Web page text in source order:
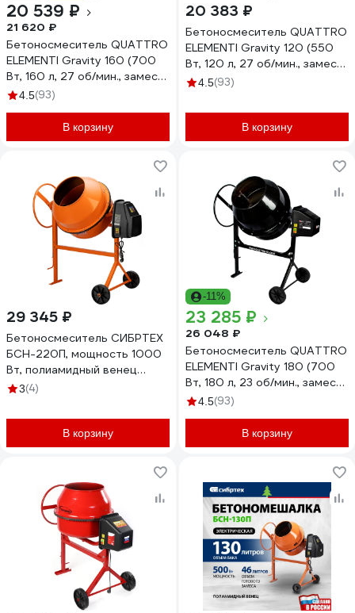
20 539 ₽
21 620 ₽
Бетоносмеситель QUATTRO
ELEMENTI Gravity 160 (700
Вт, 160 л, 27 об/мин., замес
70 л, полиамидный венец)
4.5(93)
В корзину
20 383 ₽
Бетоносмеситель QUATTRO
ELEMENTI Gravity 120 (550
Вт, 120 л, 27 об/мин., замес
40 л, полиамидный венец)
4.5(93)
В корзину
29 345 ₽
Бетоносмеситель СИБРТЕХ
БСН-220П, мощность 1000
Вт, полиамидный венец
95521
3(4)
В корзину
-11%
23 285 ₽
26 048 ₽
Бетоносмеситель QUATTRO
ELEMENTI Gravity 180 (700
Вт, 180 л, 23 об/мин., замес
90 л, полиамидный венец)
4.5(93)
В корзину